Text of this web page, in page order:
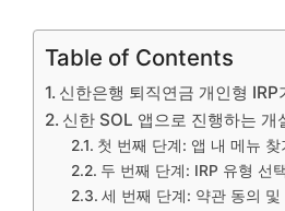
Table of Contents
신한은행 퇴직연금 개인형 IRP
신한 SOL 앱으로 진행하는 개
첫 번째 단계: 앱 내 메뉴 찾
두 번째 단계: IRP 유형 선
세 번째 단계: 약관 동의 및